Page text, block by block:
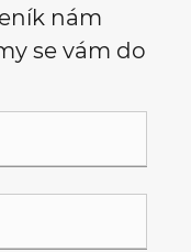
nám
se vám do